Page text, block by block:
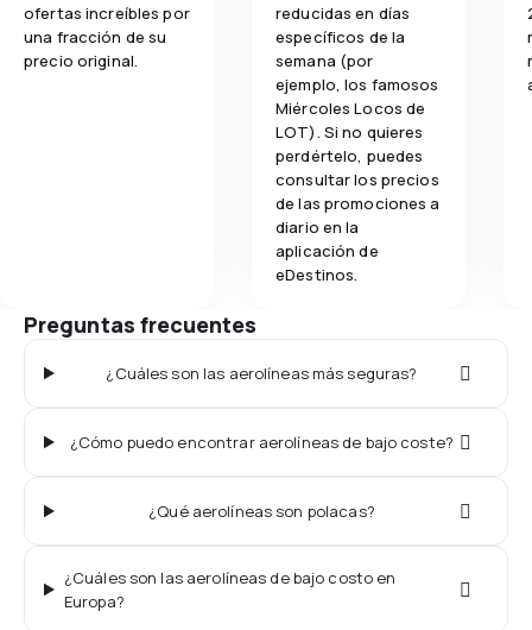
ofertas increíbles por
una fracción de su
precio original.
reducidas en días
específicos de la
semana (por
ejemplo, los famosos
Miércoles Locos de
LOT). Si no quieres
perdértelo, puedes
consultar los precios
de las promociones a
diario en la
aplicación de
eDestinos.
Preguntas frecuentes
¿Cuáles son las aerolíneas más seguras?
¿Cómo puedo encontrar aerolíneas de bajo coste?
¿Qué aerolíneas son polacas?
¿Cuáles son las aerolíneas de bajo costo en
Europa?